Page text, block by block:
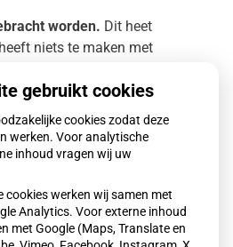
worden. Dit heet
niets te maken met
actief beëindigd door de
heeft als doel om in een
ondraaglijke symptomen te
brengen van de patiënt is
korte levensverwachting (1-2
symptomen zijn die niet
te behandelen zijn. Palliatieve
niet.
gebruikt cookies
cookies zodat deze
werken. Voor analytische
inhoud vragen wij uw
cookies werken wij samen met
Analytics. Voor externe inhoud
met Google (Maps, Translate en